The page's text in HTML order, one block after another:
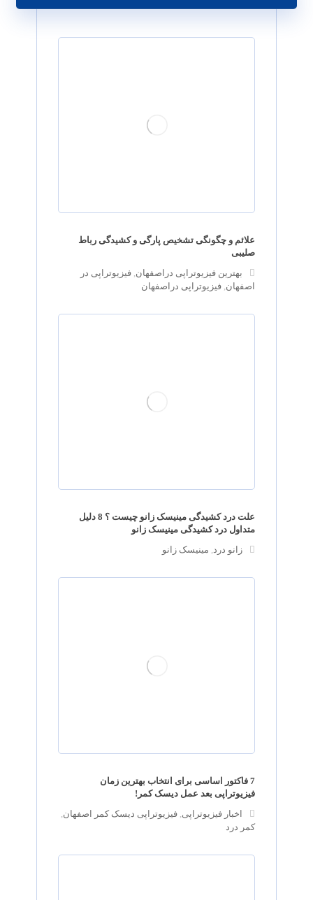
علائم و چگونگی تشخیص پارگی و کشیدگی رباط
صلیبی
بهترین فیزیوتراپی دراصفهان,فیزیوتراپی در
اصفهان,فیزیوتراپی دراصفهان
علت درد کشیدگی مینیسک زانو چیست ؟ 8 دلیل
متداول درد کشیدگی مینیسک زانو
زانو درد, مینیسک زانو
7 فاکتور اساسی برای انتخاب بهترین زمان
فیزیوتراپی بعد عمل دیسک کمر!
اخبار فیزیوتراپی ,فیزیوتراپی دیسک کمر اصفهان
کمر درد